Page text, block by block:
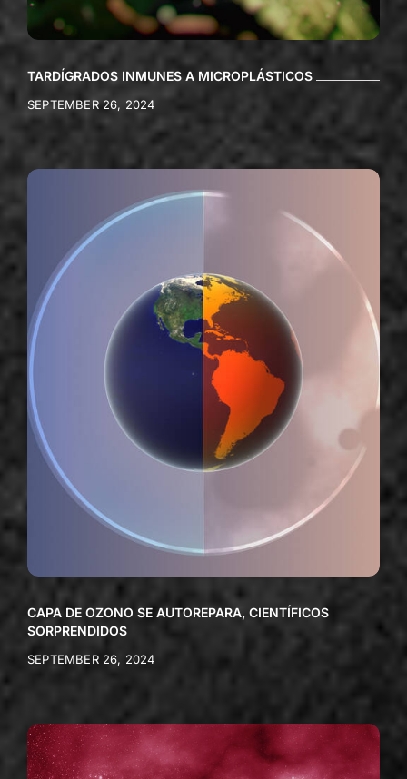
TARDÍGRADOS INMUNES A MICROPLÁSTICOS
SEPTEMBER 26, 2024
CAPA DE OZONO SE AUTOREPARA, CIENTÍFICOS
SORPRENDIDOS
SEPTEMBER 26, 2024